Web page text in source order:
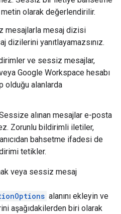
olarak değerlendirilir.
mesajlarla mesaj dizisi
dizilerini yanıtlayamazsınız.
ve sessiz mesajlar,
Google Workspace hesabı
olduğu alanlarda
alınan mesajlar e-posta
Zorunlu bildirimli iletiler,
bahsetme ifadesi de
tetikler.
veya sessiz mesaj
alanını ekleyin ve
aşağıdakilerden biri olarak